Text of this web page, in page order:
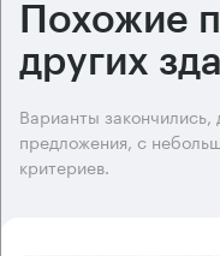
Похожие
других
Варианты
предложения, с
критериев.